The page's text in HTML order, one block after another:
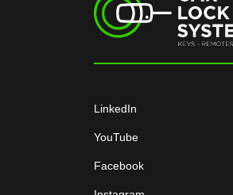
LinkedIn
YouTube
Facebook